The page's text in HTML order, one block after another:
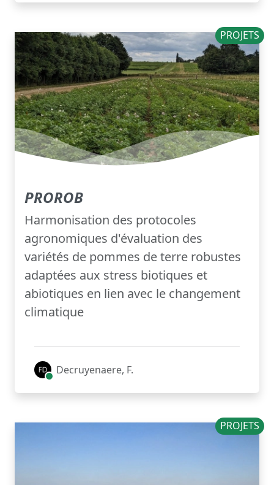
PROJETS
PROROB
Harmonisation des protocoles
agronomiques d'évaluation des
variétés de pommes de terre robustes
adaptées aux stress biotiques et
abiotiques en lien avec le changement
climatique
Decruyenaere, F.
PROJETS